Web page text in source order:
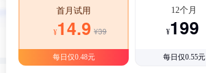
首月试用
¥14.9 ¥39
每日仅0.48元
12个月
¥199
每日仅0.55元